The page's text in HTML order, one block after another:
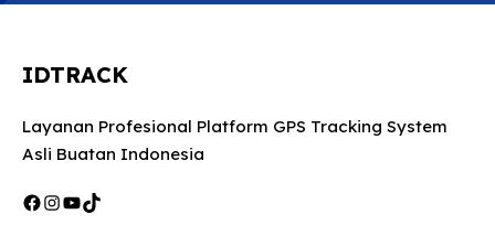
IDTRACK
Layanan Profesional Platform GPS Tracking System
Asli Buatan Indonesia
Facebook
Instagram
YouTube
TikTok